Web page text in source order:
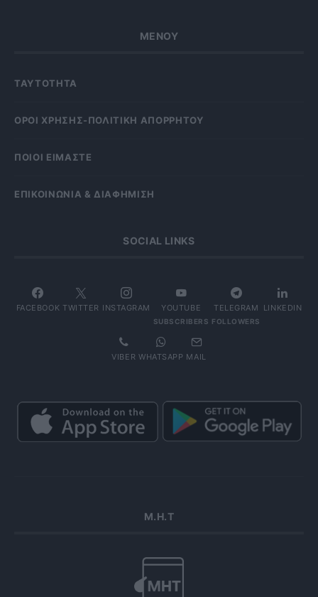
ΜΕΝΟΥ
ΤΑΥΤΟΤΗΤΑ
OΡΟΙ ΧΡΗΣΗΣ-ΠΟΛΙΤΙΚΗ ΑΠΟΡΡΗΤΟΥ
ΠΟΙΟΙ ΕΙΜΑΣΤΕ
ΕΠΙΚΟΙΝΩΝΙΑ & ΔΙΑΦΗΜΙΣΗ
SOCIAL LINKS
FACEBOOK TWITTER INSTAGRAM YOUTUBE
SUBSCRIBERS
TELEGRAM
FOLLOWERS
LINKEDIN
VIBER WHATSAPP MAIL
Μ.Η.Τ